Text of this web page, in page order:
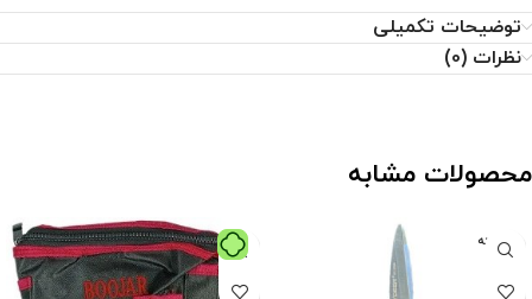
توضیحات تکمیلی
نظرات (0)
محصولات مشابه
فروخته
شده